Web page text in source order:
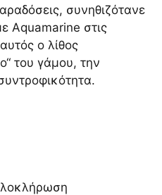
συνηθιζότανε
Aquamarine στις
ο λίθος
του γάμου, την